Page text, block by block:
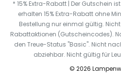
* 15% Extra-Rabatt | Der Gutschein
erhalten 15% Extra-Rabatt ohne
Bestellung nur einmal gültig.
Rabattaktionen (Gutscheincodes).
den Treue-Status "Basic". Nicht
abziehbar. Nicht gültig für
© 2026